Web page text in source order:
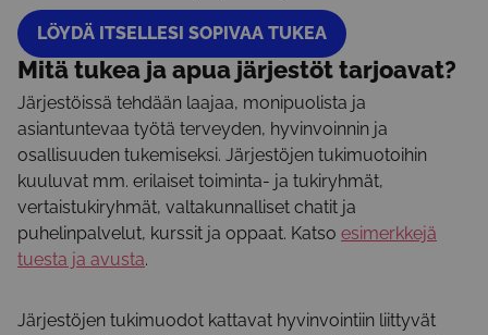
LÖYDÄ ITSELLESI SOPIVAA TUKEA
Mitä tukea ja apua järjestöt tarjoavat?
Järjestöissä tehdään laajaa, monipuolista ja
asiantuntevaa työtä terveyden, hyvinvoinnin ja
osallisuuden tukemiseksi. Järjestöjen tukimuotoihin
kuuluvat mm. erilaiset toiminta- ja tukiryhmät,
vertaistukiryhmät, valtakunnalliset chatit ja
puhelinpalvelut, kurssit ja oppaat. Katso esimerkkejä
tuesta ja avusta.
Järjestöjen tukimuodot kattavat hyvinvointiin liittyvät